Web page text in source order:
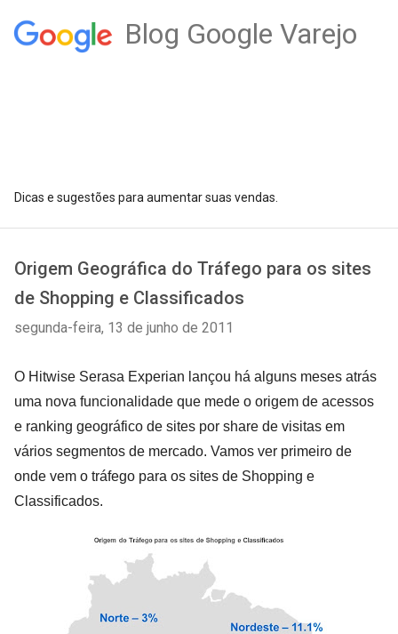
Blog Google Varejo
Dicas e sugestões para aumentar suas vendas.
Origem Geográfica do Tráfego para os sites
de Shopping e Classificados
segunda-feira, 13 de junho de 2011
O Hitwise Serasa Experian lançou há alguns meses atrás
uma nova funcionalidade que mede o origem de acessos
e ranking geográfico de sites por share de visitas em
vários segmentos de mercado. Vamos ver primeiro de
onde vem o tráfego para os sites de Shopping e
Classificados.